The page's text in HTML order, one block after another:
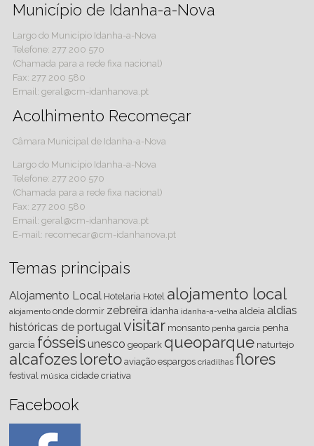
Município de Idanha-a-Nova
Largo do Município Idanha-a-Nova
Telefone: 277 200 570
(Chamada para a rede fixa nacional)
Fax: 277 200 580
Email: geral@cm-idanhanova.pt
Acolhimento Recomeçar
Câmara Municipal de Idanha-a-Nova
Largo do Município Idanha-a-Nova
Telefone: 277 200 570
(Chamada para a rede fixa nacional)
Fax: 277 200 580
Email: geral@cm-idanhanova.pt
E-mail: recomecar@cm-idanhanova.pt
Temas principais
Alojamento Local Hotelaria Hotel alojamento local
alojamento onde dormir zebreira idanha idanha-a-velha aldeia aldias
históricas de portugalvisitar monsanto penha garcia penha
garcia fósseisunesco geopark queoparque naturtejo
alcafozesloreto aviação espargos criadilhas flores
festival música cidade criativa
Facebook